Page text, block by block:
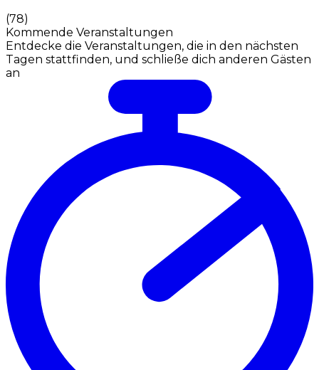
(78)
Kommende Veranstaltungen
Entdecke die Veranstaltungen, die in den nächsten
Tagen stattfinden, und schließe dich anderen Gästen
an